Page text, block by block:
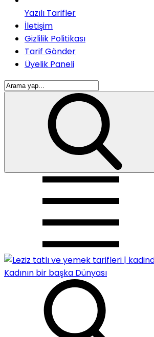
Yazılı Tarifler
İletişim
Gizlilik Politikası
Tarif Gönder
Üyelik Paneli